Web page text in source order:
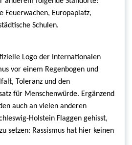
Feuerwachen, Europaplatz,
Schulen.
Logo der Internationalen
vor einem Regenbogen und
Toleranz und den
für Menschenwürde. Ergänzend
auch an vielen anderen
Holstein Flaggen gehisst,
setzen: Rassismus hat hier keinen